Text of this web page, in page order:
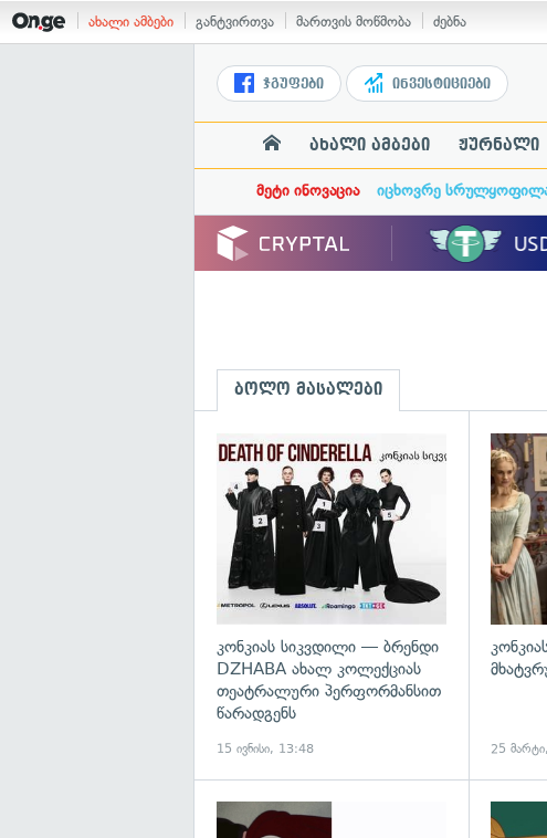
ახალი ამბები განტვირთვა მართვის მოწმობა ძებნა
ჯგუფები ინვესტიციები
ახალი ამბები ჟურნალი
მეტი ინოვაცია იცხოვრე
ბოლო მასალები
კონკიას სიკვდილი — ბრენდი
DZHABA ახალ კოლექციას
თეატრალური პერფორმანსით
წარადგენს
15 ივნისი, 13:48 25
გადახედვა